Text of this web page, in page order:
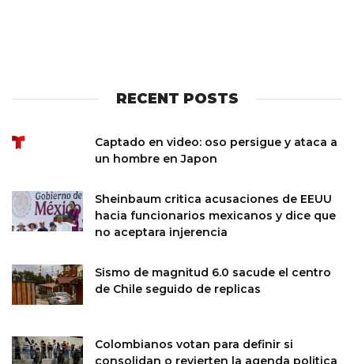
RECENT POSTS
Captado en video: oso persigue y ataca a
un hombre en Japon
Sheinbaum critica acusaciones de EEUU
hacia funcionarios mexicanos y dice que
no aceptara injerencia
Sismo de magnitud 6.0 sacude el centro
de Chile seguido de replicas
Colombianos votan para definir si
consolidan o revierten la agenda politica